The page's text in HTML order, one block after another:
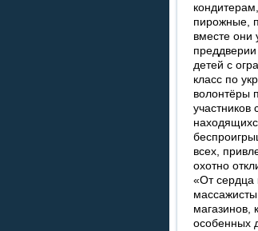
пирожные,
вместе они
детей с
класс по
волонтёры
всех,
охотно
«От сердца
магазинов,
особенных